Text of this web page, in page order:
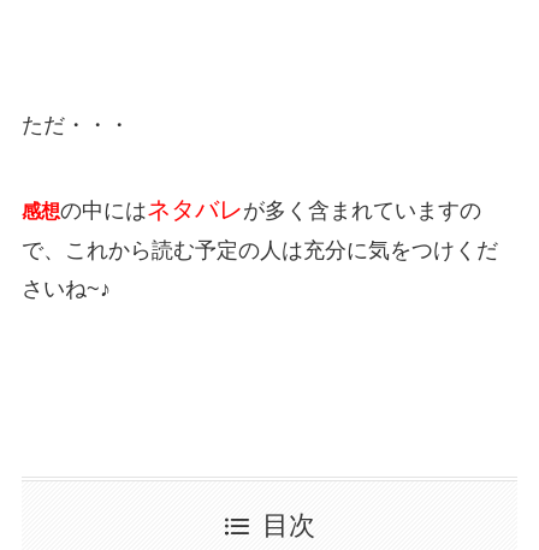
ただ・・・
感想の中にはネタバレが多く含まれていますの
で、これから読む予定の人は充分に気をつけくだ
さいね~♪
目次